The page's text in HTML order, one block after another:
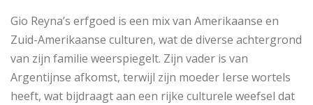
Gio Reyna’s erfgoed is een mix van Amerikaanse en
Zuid-Amerikaanse culturen, wat de diverse achtergrond
van zijn familie weerspiegelt. Zijn vader is van
Argentijnse afkomst, terwijl zijn moeder Ierse wortels
heeft, wat bijdraagt aan een rijke culturele weefsel dat